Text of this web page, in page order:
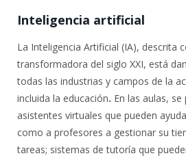
Inteligencia artificial
La Inteligencia Artificial (IA), descrita
transformadora del siglo XXI, está
todas las industrias y campos de la
incluida la educación. En las aulas,
asistentes virtuales que pueden
como a profesores a gestionar su
tareas; sistemas de tutoría que